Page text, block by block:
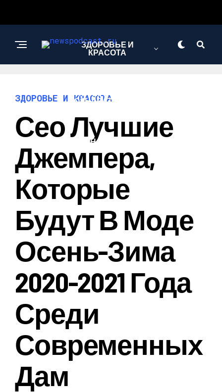
ЗДОРОВЬЕ И
КРАСОТА
ИНТЕРЕСНОЕ И
ПОЗНАВАТЕЛЬНОЕ
НАУКА И
ЗДОРОВЬЕ И КРАСОТА
Сео Лучшие
Джемпера,
Которые
Будут В Моде
Осень-Зима
2020-2021 Года
Среди
Современных
Дам